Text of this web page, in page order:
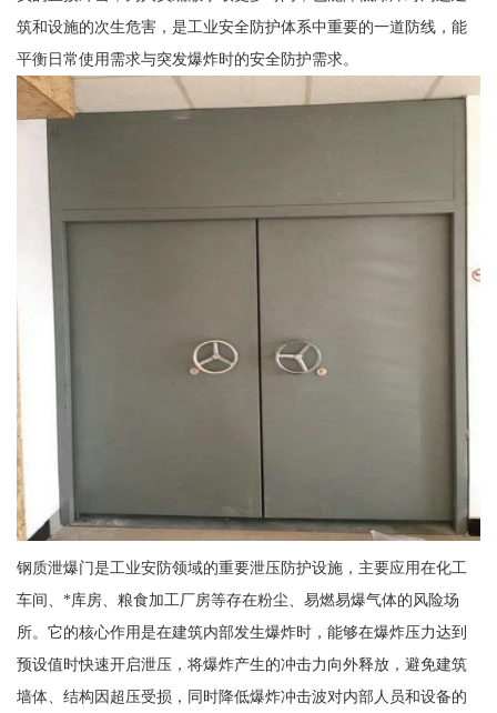
筑和设施的次生危害，是工业安全防护体系中重要的一道防线，能
平衡日常使用需求与突发爆炸时的安全防护需求。
钢质泄爆门是工业安防领域的重要泄压防护设施，主要应用在化工
车间、*库房、粮食加工厂房等存在粉尘、易燃易爆气体的风险场
所。它的核心作用是在建筑内部发生爆炸时，能够在爆炸压力达到
预设值时快速开启泄压，将爆炸产生的冲击力向外释放，避免建筑
墙体、结构因超压受损，同时降低爆炸冲击波对内部人员和设备的